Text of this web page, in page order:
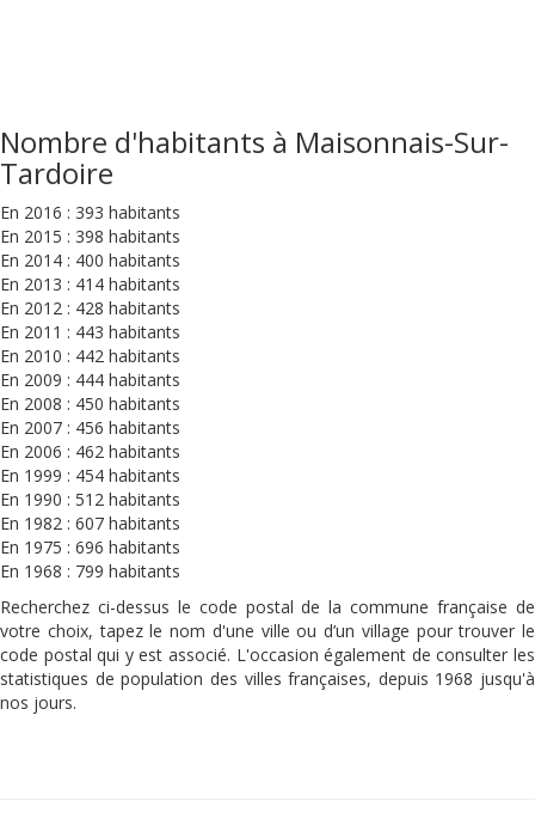
Nombre d'habitants à Maisonnais-Sur-
Tardoire
En 2016 : 393 habitants
En 2015 : 398 habitants
En 2014 : 400 habitants
En 2013 : 414 habitants
En 2012 : 428 habitants
En 2011 : 443 habitants
En 2010 : 442 habitants
En 2009 : 444 habitants
En 2008 : 450 habitants
En 2007 : 456 habitants
En 2006 : 462 habitants
En 1999 : 454 habitants
En 1990 : 512 habitants
En 1982 : 607 habitants
En 1975 : 696 habitants
En 1968 : 799 habitants
Recherchez ci-dessus le code postal de la commune française de
votre choix, tapez le nom d'une ville ou d’un village pour trouver le
code postal qui y est associé. L'occasion également de consulter les
statistiques de population des villes françaises, depuis 1968 jusqu'à
nos jours.